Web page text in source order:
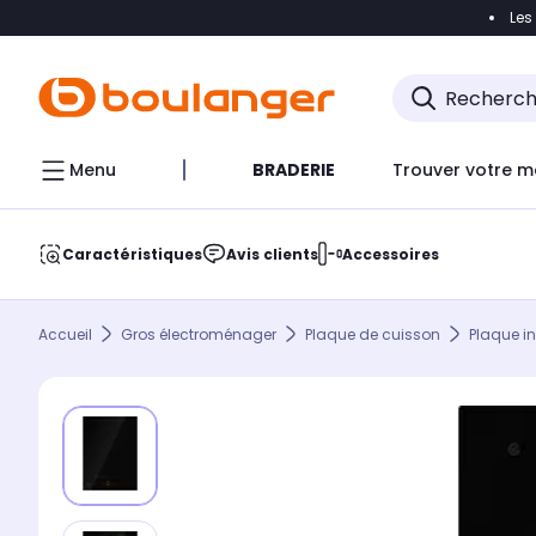
Accéder
Menu BRADERIE Trouver votre
Caractéristiques Avis clients Accessoires
Accueil Gros électroménager Plaque de cuisson Plaque